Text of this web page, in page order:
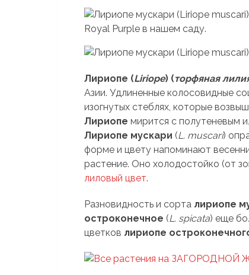
Лириопе (Liriope) (торфяная
Азии. Удлиненные колосовидные
изогнутых стеблях, которые
Лириопе мирится с полутеневым
Лириопе мускари (L. muscari)
форме и цвету напоминают
растение. Оно холодостойко (от
лиловый цвет.
Разновидность и сорта лириопе
остроконечное (L. spicata) еще
цветков лириопе